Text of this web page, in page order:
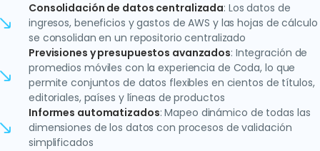
Consolidación de datos centralizada: Los datos de
ingresos, beneficios y gastos de AWS y las hojas de cálculo
se consolidan en un repositorio centralizado
Previsiones y presupuestos avanzados: Integración de
promedios móviles con la experiencia de Coda, lo que
permite conjuntos de datos flexibles en cientos de títulos,
editoriales, países y líneas de productos
Informes automatizados: Mapeo dinámico de todas las
dimensiones de los datos con procesos de validación
simplificados